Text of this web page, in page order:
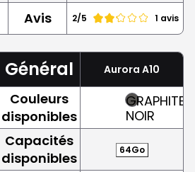
Avis 2/5 1 avis
Général Aurora A10
Couleurs
disponibles
GRAPHITE,
NOIR
Capacités
disponibles
64Go